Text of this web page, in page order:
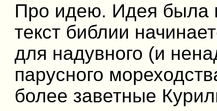
Про идею. Идея была
текст библии
для надувного (и
парусного
более заветные